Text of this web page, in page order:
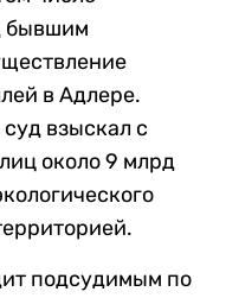
бывшим
в Адлере.
взыскал с
около 9 млрд
подсудимым по